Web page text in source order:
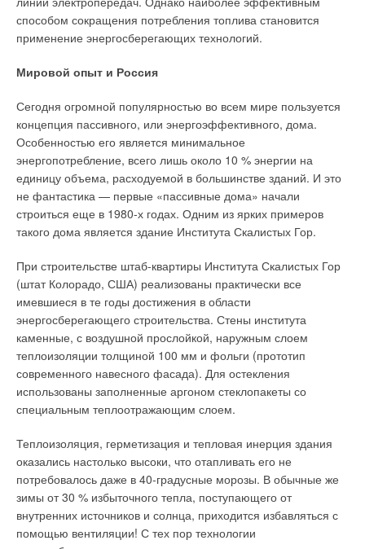
способом сокращения потребления топлива становится
применение энергосберегающих технологий.
Мировой опыт и Россия
Сегодня огромной популярностью во всем мире пользуется
концепция пассивного, или энергоэффективного, дома.
Особенностью его является минимальное
энергопотребление, всего лишь около 10 % энергии на
единицу объема, расходуемой в большинстве зданий. И это
не фантастика — первые «пассивные дома» начали
строиться еще в 1980-х годах. Одним из ярких примеров
такого дома является здание Института Скалистых Гор.
При строительстве штаб-квартиры Института Скалистых Гор
(штат Колорадо, США) реализованы практически все
имевшиеся в те годы достижения в области
энергосберегающего строительства. Стены института
каменные, с воздушной прослойкой, наружным слоем
теплоизоляции толщиной 100 мм и фольги (прототип
современного навесного фасада). Для остекления
использованы заполненные аргоном стеклопакеты со
специальным теплоотражающим слоем.
Теплоизоляция, герметизация и тепловая инерция здания
оказались настолько высоки, что отапливать его не
потребовалось даже в 40-градусные морозы. В обычные же
зимы от 30 % избыточного тепла, поступающего от
внутренних источников и солнца, приходится избавляться с
помощью вентиляции! С тех пор технологии
управления. Когенерационные системы, как правило,
классифицируются по типу первичного двигателя и
зависимости от существующих требований роль первичного
паровая турбина, газовая турбина, парогазовая установка,
микротурбина.
При выборе первичного двигателя и в целом КГУ обращают
внимание на несколько факторов: какое топливо будет
использовать установка (по простоте подвода его к
когенератору), какая мощность необходима, какое
количество электроэнергии и теплоты необходимо
особенности, которые влияют на конечный выбор всей
когенерационной установки (станции).
Поршневой двигатель — это двигатель внутреннего сгорания
(ДВС), и он вырабатывает мощность за счет преобразования
химической энергии топлива в теплоту (при сгорании
топлива), которая затем преобразуется в механическую
работу (за счет внутренней энергии от расширения рабочего
тела). Газопоршневая установка рассчитана на работу на
получаемый из промышленных отходов (биогаз, шахтный
газ).
Достоинством этих установок является возможность их
лучшего использования на относительно малых мощностях.
На практике применяют два типа поршневых двигателей: с